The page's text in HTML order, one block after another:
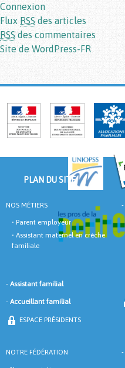
Connexion
Flux RSS des articles
RSS des commentaires
Site de WordPress-FR
PLAN DU SITE
NOS MÉTIERS -
• Parent employeur
• Assistant maternel en crèche
familiale
- Assistant familial
- Accueillant familial
ESPACE PRÉSIDENTS
NOTRE FÉDÉRATION -